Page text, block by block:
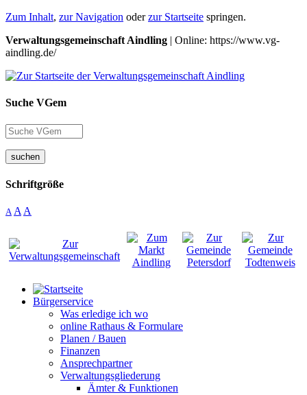
Zum Inhalt, zur Navigation oderzur Startseite springen.
Verwaltungsgemeinschaft Aindling | Online: https://www.vg-
aindling.de/
Suche VGem
suchen
Schriftgröße
A A A
Bürgerservice
Was erledige ich wo
online Rathaus & Formulare
Planen / Bauen
Finanzen
Ansprechpartner
Verwaltungsgliederung
Ämter & Funktionen